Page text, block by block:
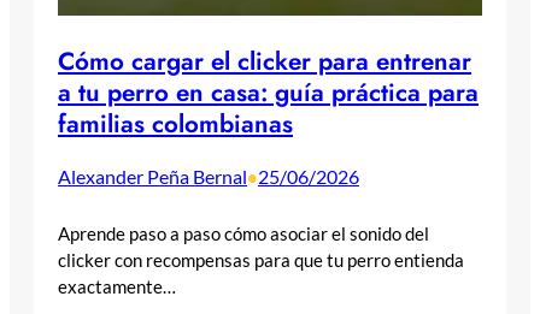
Cómo cargar el clicker para entrenar
a tu perro en casa: guía práctica para
familias colombianas
Alexander Peña Bernal•25/06/2026
Aprende paso a paso cómo asociar el sonido del
clicker con recompensas para que tu perro entienda
exactamente…